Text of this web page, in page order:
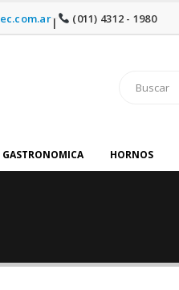
| (011) 4312 - 1980
HORNOS